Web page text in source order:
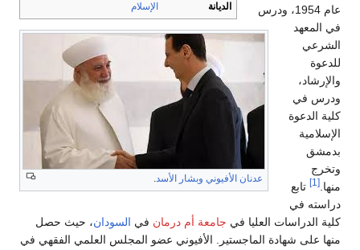
الديانة
الإسلام
عدنان الأفيوني وبشار الأسد.
عام 1954، ودرس
في المعهد
الشرعي
للدعوة
والإرشاد،
ودرس في
كلية الدعوة
الإسلامية
بدمشق
وتخرج
منها.[1]
تابع
دراسته في
كلية الدراسات العليا في جامعة أم درمان في السودان، حيث حصل
منها على شهادة الماجستير. الأفيوني عضو المجلس العلمي الفقهي في